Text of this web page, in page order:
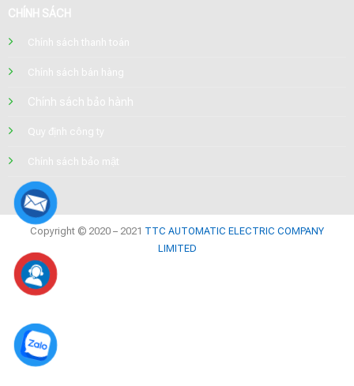
CHÍNH SÁCH
Chính sách thanh toán
Chính sách bán hàng
Chính sách bảo hành
Quy định công ty
Chính sách bảo mật
Copyright © 2020 – 2021 TTC AUTOMATIC ELECTRIC COMPANY
LIMITED